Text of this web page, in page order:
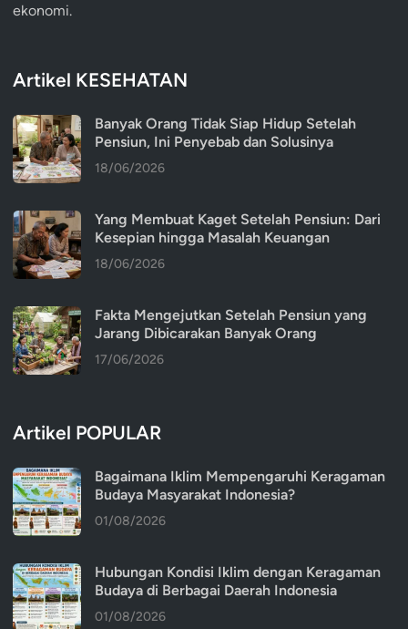
ekonomi.
Artikel KESEHATAN
Banyak Orang Tidak Siap Hidup Setelah
Pensiun, Ini Penyebab dan Solusinya
18/06/2026
Yang Membuat Kaget Setelah Pensiun: Dari
Kesepian hingga Masalah Keuangan
18/06/2026
Fakta Mengejutkan Setelah Pensiun yang
Jarang Dibicarakan Banyak Orang
17/06/2026
Artikel POPULAR
Bagaimana Iklim Mempengaruhi Keragaman
Budaya Masyarakat Indonesia?
01/08/2026
Hubungan Kondisi Iklim dengan Keragaman
Budaya di Berbagai Daerah Indonesia
01/08/2026